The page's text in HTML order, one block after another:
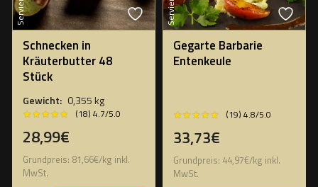
Schnecken in
Kräuterbutter 48
Stück
Gewicht: 0,355 kg
★★★★★
★★★★★ (18) 4.7/5.0
28,99€
Grundpreis: 81,66€/kg inkl.
MwSt.
Gegarte Barbarie
Entenkeule
★★★★★
★★★★★ (19) 4.8/5.0
33,73€
Grundpreis: 44,97€/kg inkl.
MwSt.